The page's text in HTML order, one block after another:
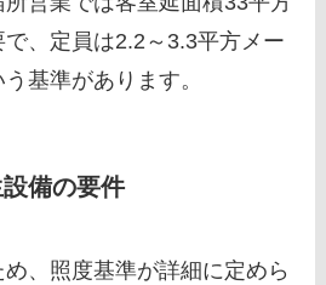
、定員は2.2～3.3平方メー
基準があります。
備の要件
、照度基準が詳細に定めら